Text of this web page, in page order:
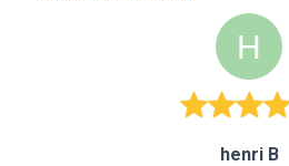
henri B